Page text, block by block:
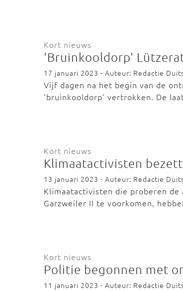
Kort nieuws
'Bruinkooldorp'
17 januari 2023 - Auteur: Redactie
Vijf dagen na het begin van de
'bruinkooldorp' vertrokken. De
Kort nieuws
Klimaatactivisten
13 januari 2023 - Auteur: Redactie
Klimaatactivisten die proberen
Garzweiler II te voorkomen,
Kort nieuws
Politie begonnen met
11 januari 2023 - Auteur: Redactie